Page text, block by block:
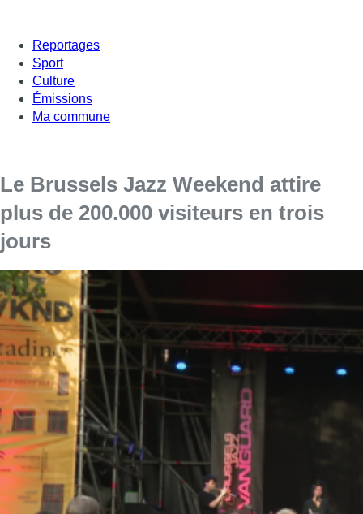
Reportages
Sport
Culture
Émissions
Ma commune
Le Brussels Jazz Weekend attire
plus de 200.000 visiteurs en trois
jours